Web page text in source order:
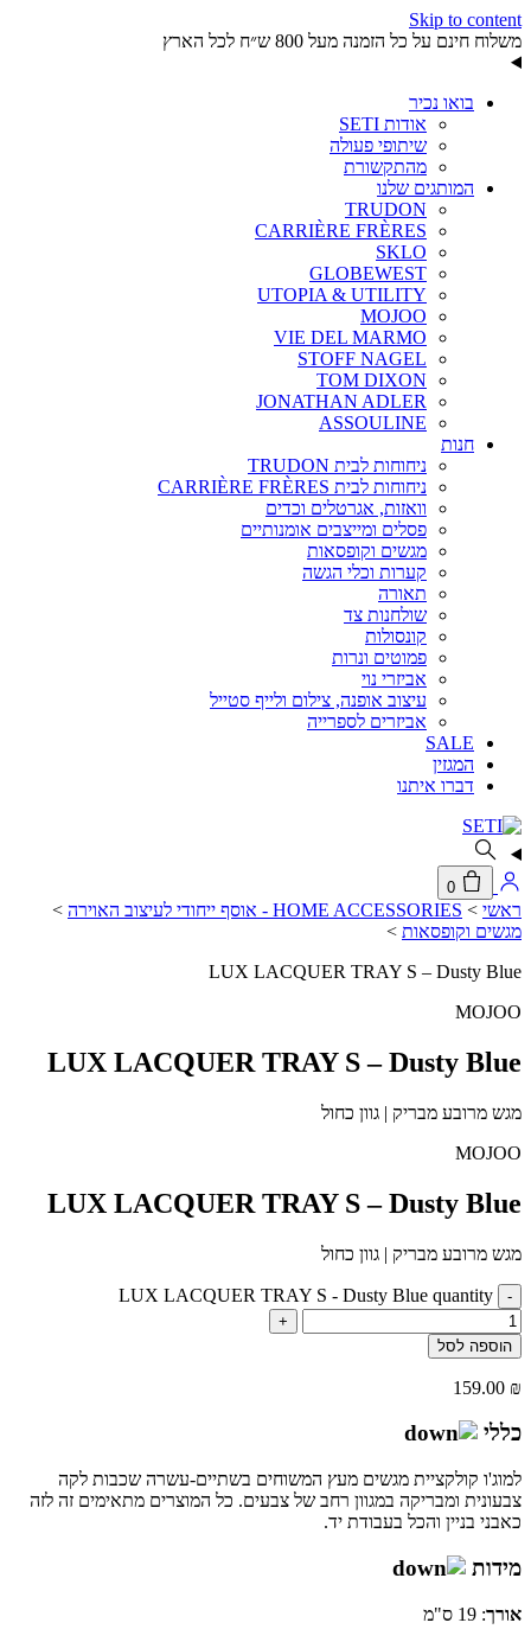
Skip to content
משלוח חינם על כל הזמנה מעל 800 ש״ח לכל הארץ
בואו נכיר
אודות SETI
שיתופי פעולה
מהתקשורת
המותגים שלנו
TRUDON
CARRIÈRE FRÈRES
SKLO
GLOBEWEST
UTOPIA & UTILITY
MOJOO
VIE DEL MARMO
STOFF NAGEL
TOM DIXON
JONATHAN ADLER
ASSOULINE
חנות
ניחוחות לבית TRUDON
ניחוחות לבית CARRIÈRE FRÈRES
וואזות, אגרטלים וכדים
פסלים ומייצבים אומנותיים
מגשים וקופסאות
קערות וכלי הגשה
תאורה
שולחנות צד
קונסולות
פמוטים ונרות
אביזרי נוי
עיצוב אופנה, צילום ולייף סטייל
אביזרים לספרייה
SALE
המגזין
דברו איתנו
0
ראשי > HOME ACCESSORIES - אוסף ייחודי לעיצוב האוירה
>
מגשים וקופסאות >
LUX LACQUER TRAY S – Dusty Blue
MOJOO
LUX LACQUER TRAY S – Dusty Blue
מגש מרובע מבריק | גוון כחול
MOJOO
LUX LACQUER TRAY S – Dusty Blue
מגש מרובע מבריק | גוון כחול
-
LUX LACQUER TRAY S - Dusty Blue quantity
+
הוספה לסל
159.00 ₪
כללי
למוג'ו קולקציית מגשים מעץ המשוחים בשתיים-עשרה שכבות לקה
צבעונית ומבריקה במגוון רחב של צבעים. כל המוצרים מתאימים זה לזה
כאבני בניין והכל בעבודת יד.
מידות
אורך: 19 ס"מ